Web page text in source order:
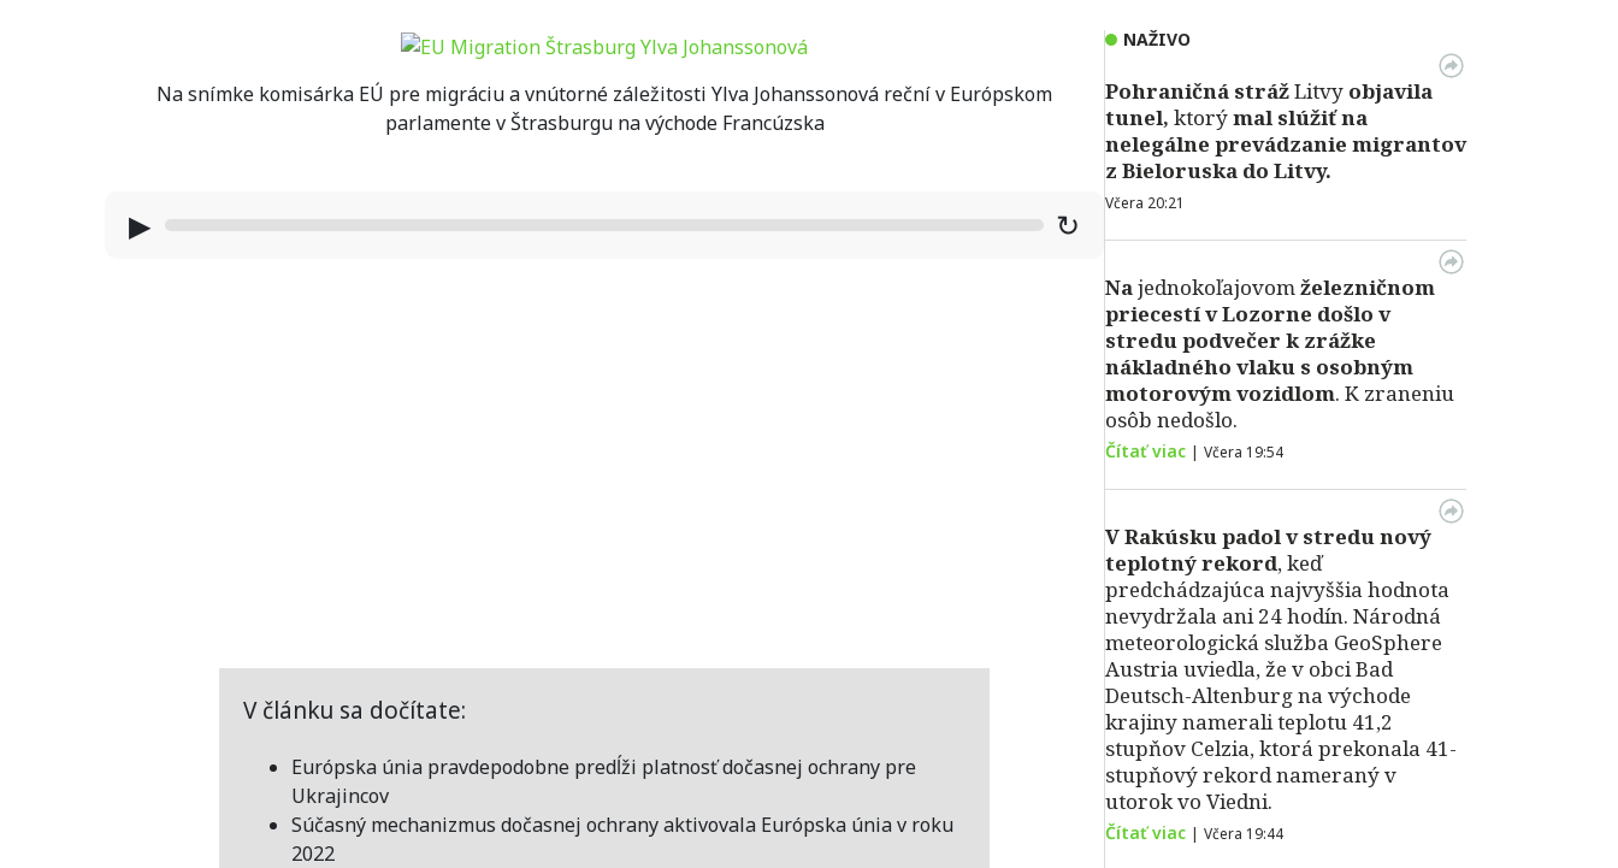
Na snímke komisárka EÚ pre migráciu a vnútorné záležitosti Ylva Johanssonová reční v Európskom
parlamente v Štrasburgu na východe Francúzska
▶ ↻
V článku sa dočítate:
Európska únia pravdepodobne predĺži platnosť dočasnej ochrany pre
Ukrajincov
Súčasný mechanizmus dočasnej ochrany aktivovala Európska únia v roku
2022
NAŽIVO
Pohraničná strážLitvy objavila
tunel, ktorýmal slúžiť na
nelegálne prevádzanie migrantov
z Bieloruska do Litvy.
Včera 20:21
Najednokoľajovomželezničnom
priecestí v Lozorne došlo v
stredu podvečer k zrážke
nákladného vlaku s osobným
motorovým vozidlom. K zraneniu
osôb nedošlo.
Čítať viac | Včera 19:54
V Rakúsku padol v stredu nový
teplotný rekord, keď
predchádzajúca najvyššia hodnota
nevydržala ani 24 hodín. Národná
meteorologická služba GeoSphere
Austria uviedla, že v obci Bad
Deutsch-Altenburg na východe
krajiny namerali teplotu 41,2
stupňov Celzia, ktorá prekonala 41-
stupňový rekord nameraný v
utorok vo Viedni.
Čítať viac | Včera 19:44